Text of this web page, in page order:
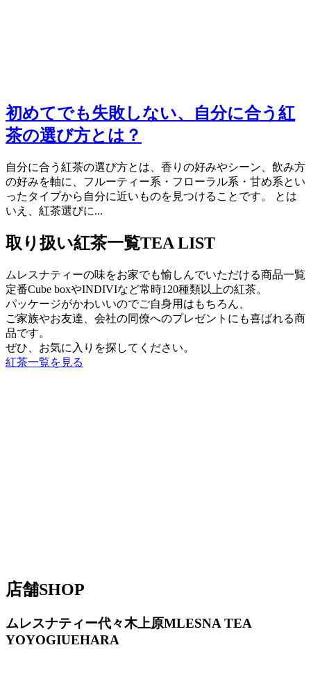
初めてでも失敗しない、自分に合う紅
茶の選び方とは？
自分に合う紅茶の選び方とは、香りの好みやシーン、飲み方
の好みを軸に、フルーティー系・フローラル系・甘め系とい
ったタイプから自分に近いものを見つけることです。 とは
いえ、紅茶選びに...
取り扱い紅茶一覧TEA LIST
ムレスナティーの味をお家でも愉しんでいただける商品一覧
定番Cube boxやINDIVIなど常時120種類以上の紅茶。
パッケージがかわいいのでご自身用はもちろん、
ご家族やお友達、会社の同僚へのプレゼントにも喜ばれる商
品です。
ぜひ、お気に入りを探してください。
紅茶一覧を見る
店舗SHOP
ムレスナティー代々木上原MLESNA TEA
YOYOGIUEHARA